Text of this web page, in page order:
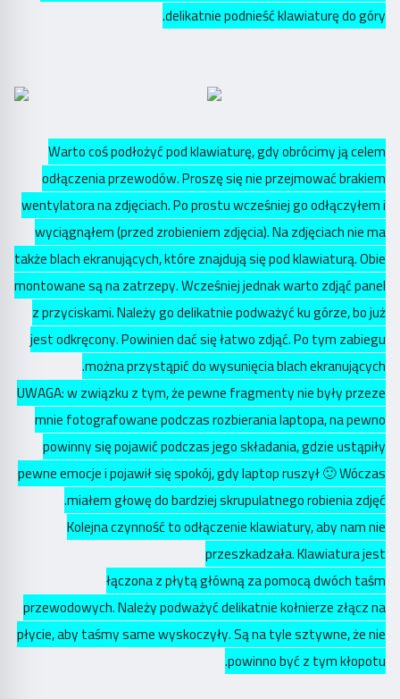
delikatnie podnieść klawiaturę do góry.
Warto coś podłożyć pod klawiaturę, gdy obrócimy ją celem
odłączenia przewodów. Proszę się nie przejmować brakiem
wentylatora na zdjęciach. Po prostu wcześniej go odłączyłem i
wyciągnąłem (przed zrobieniem zdjęcia). Na zdjęciach nie ma
także blach ekranujących, które znajdują się pod klawiaturą. Obie
montowane są na zatrzepy. Wcześniej jednak warto zdjąć panel
z przyciskami. Należy go delikatnie podważyć ku górze, bo już
jest odkręcony. Powinien dać się łatwo zdjąć. Po tym zabiegu
można przystąpić do wysunięcia blach ekranujących.
UWAGA: w związku z tym, że pewne fragmenty nie były przeze
mnie fotografowane podczas rozbierania laptopa, na pewno
powinny się pojawić podczas jego składania, gdzie ustąpiły
pewne emocje i pojawił się spokój, gdy laptop ruszył 🙂 Wóczas
miałem głowę do bardziej skrupulatnego robienia zdjęć.
Kolejna czynność to odłączenie klawiatury, aby nam nie
przeszkadzała. Klawiatura jest
łączona z płytą główną za pomocą dwóch taśm
przewodowych. Należy podważyć delikatnie kołnierze złącz na
płycie, aby taśmy same wyskoczyły. Są na tyle sztywne, że nie
powinno być z tym kłopotu.